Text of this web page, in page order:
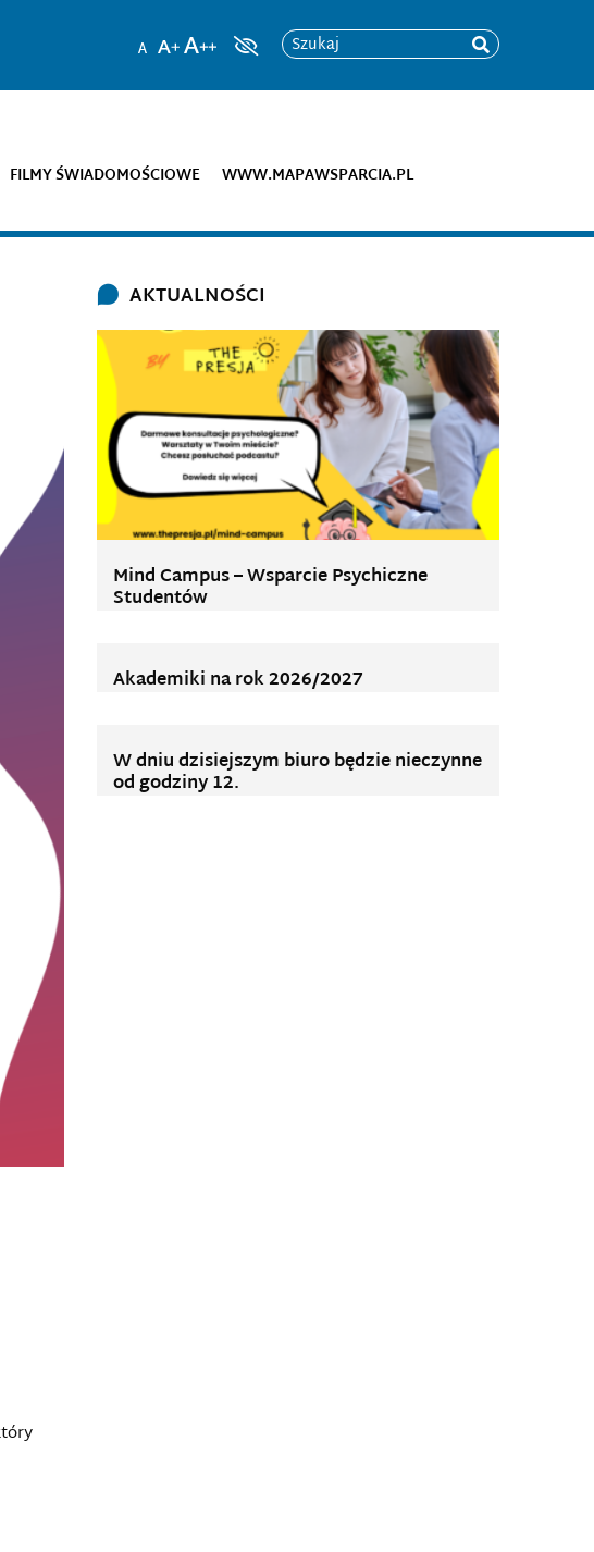
Szukaj
FILMY ŚWIADOMOŚCIOWE
WWW.MAPAWSPARCIA.PL
AKTUALNOŚCI
Mind Campus – Wsparcie Psychiczne
Studentów
Akademiki na rok 2026/2027
W dniu dzisiejszym biuro będzie nieczynne
od godziny 12.